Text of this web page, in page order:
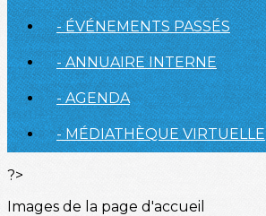
- ÉVÉNEMENTS PASSÉS
- ANNUAIRE INTERNE
- AGENDA
- MÉDIATHÈQUE VIRTUELLE
?>
Images de la page d'accueil